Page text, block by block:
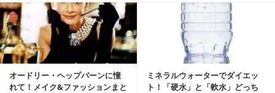
オードリー・ヘップバーンに憧
れて！メイク&ファッションまと
ミネラルウォーターでダイエッ
ト！「硬水」と「軟水」どっち